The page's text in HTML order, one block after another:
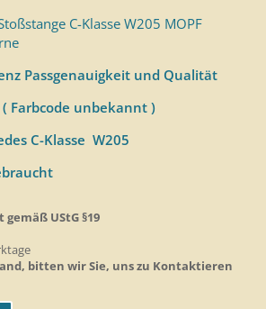
C-Klasse W205 MOPF
Passgenauigkeit und Qualität
( Farbcode unbekannt )
C-Klasse W205
UStG §19
bitten wir Sie, uns zu Kontaktieren